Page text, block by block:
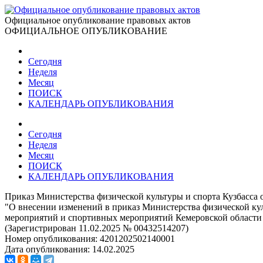
Официальное опубликование правовых актов
ОФИЦИАЛЬНОЕ ОПУБЛИКОВАНИЕ
Сегодня
Неделя
Месяц
ПОИСК
КАЛЕНДАРЬ ОПУБЛИКОВАНИЯ
Сегодня
Неделя
Месяц
ПОИСК
КАЛЕНДАРЬ ОПУБЛИКОВАНИЯ
Приказ Министерства физической культуры и спорта
"О внесении изменений в приказ Министерства физической
мероприятий и спортивных мероприятий Кемеровской области
(Зарегистрирован 11.02.2025 № 00432514207)
Номер опубликования: 4201202502140001
Дата опубликования: 14.02.2025